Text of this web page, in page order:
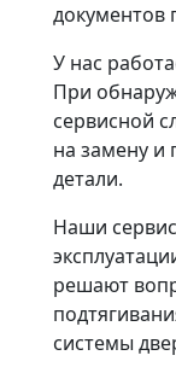
документов
У нас
При
сервисной
на замену и
детали.
Наши
решают
системы